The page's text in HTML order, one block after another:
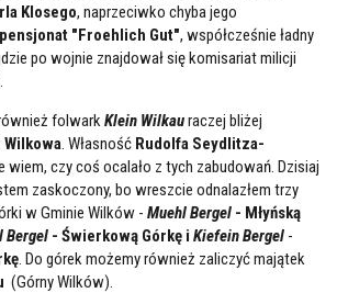
Klosego, naprzeciwko chyba jego
pensjonat "Froehlich Gut", współcześnie ładny
po wojnie znajdował się komisariat milicji
folwarkKlein Wilkauraczej bliżej
Wilkowa. Własność Rudolfa Seydlitza-
wiem, czy coś ocalało z tych zabudowań. Dzisiaj
zaskoczony, bo wreszcie odnalazłem trzy
w Gminie Wilków - Muehl Bergel - Młyńską
Bergel - Świerkową Górkę i Kiefein Bergel -
. Do górek możemy również zaliczyć majątek
(Górny Wilków).